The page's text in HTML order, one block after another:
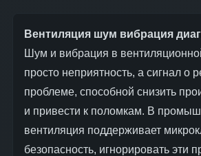
Вентиляция шум вибрация
Шум и вибрация в
просто неприятность, а сигнал о
проблеме, способной снизить
и привести к поломкам. В
вентиляция поддерживает
безопасность, игнорировать эти